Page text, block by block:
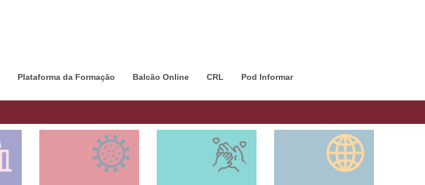
Plataforma da Formação Balcão Online CRL
Pod Informar